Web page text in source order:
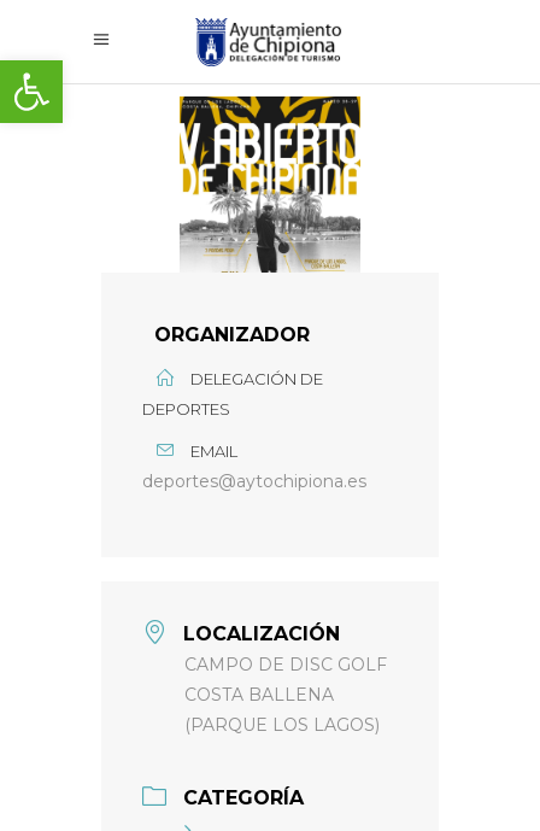
Abrir barra de herramientas
ORGANIZADOR
DELEGACIÓN DE
DEPORTES
EMAIL
deportes@aytochipiona.es
LOCALIZACIÓN
CAMPO DE DISC GOLF
COSTA BALLENA
(PARQUE LOS LAGOS)
CATEGORÍA